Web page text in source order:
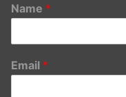
Name *
Email *